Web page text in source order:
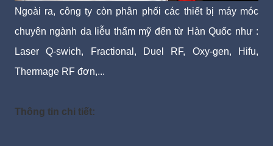
Ngoài ra, công ty còn phân phối các thiết bị máy móc
chuyên ngành da liễu thẩm mỹ đến từ Hàn Quốc như :
Laser Q-swich, Fractional, Duel RF, Oxy-gen, Hifu,
Thermage RF đơn,...
Thông tin chi tiết: